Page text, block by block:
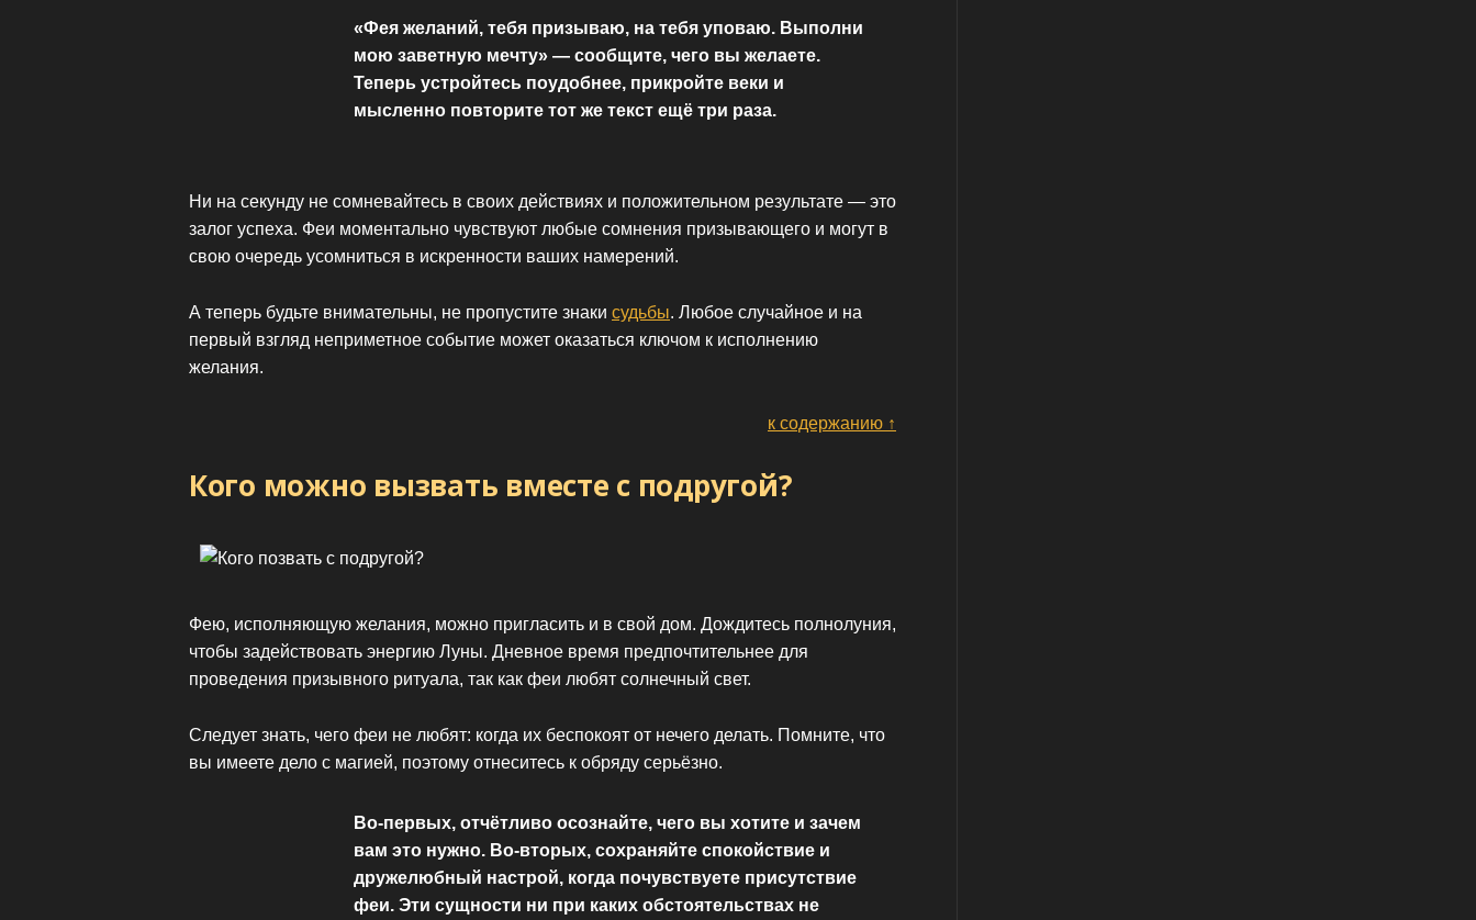
«Фея желаний, тебя призываю, на тебя уповаю. Выполни
мою заветную мечту» — сообщите, чего вы желаете.
Теперь устройтесь поудобнее, прикройте веки и
мысленно повторите тот же текст ещё три раза.
Ни на секунду не сомневайтесь в своих действиях и положительном результате — это
залог успеха. Феи моментально чувствуют любые сомнения призывающего и могут в
свою очередь усомниться в искренности ваших намерений.
А теперь будьте внимательны, не пропустите знаки судьбы. Любое случайное и на
первый взгляд неприметное событие может оказаться ключом к исполнению
желания.
к содержанию ↑
Кого можно вызвать вместе с подругой?
Фею, исполняющую желания, можно пригласить и в свой дом. Дождитесь полнолуния,
чтобы задействовать энергию Луны. Дневное время предпочтительнее для
проведения призывного ритуала, так как феи любят солнечный свет.
Следует знать, чего феи не любят: когда их беспокоят от нечего делать. Помните, что
вы имеете дело с магией, поэтому отнеситесь к обряду серьёзно.
Во-первых, отчётливо осознайте, чего вы хотите и зачем
вам это нужно. Во-вторых, сохраняйте спокойствие и
дружелюбный настрой, когда почувствуете присутствие
феи. Эти сущности ни при каких обстоятельствах не